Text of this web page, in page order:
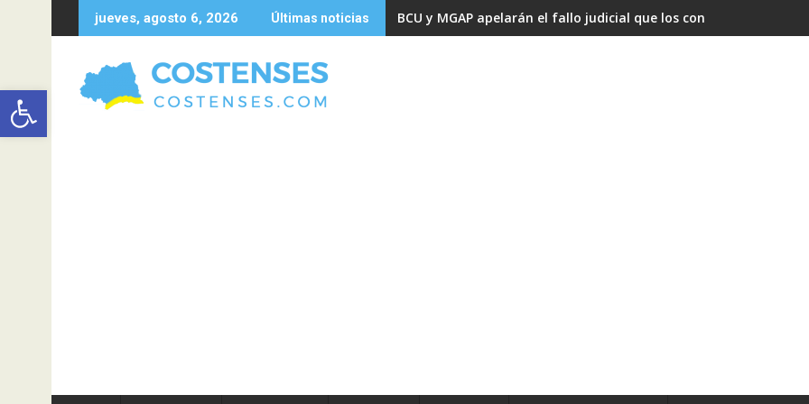
Abrir barra de herramientas
al
jueves, agosto 6, 2026 Últimas noticias BCU y MGAP apelarán el fallo judicial que los condenó por